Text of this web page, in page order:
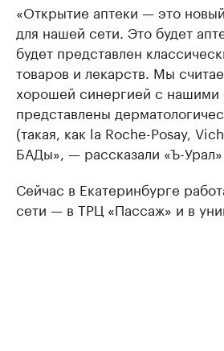
«Открытие аптеки — это
для нашей сети. Это будет
будет представлен
товаров и лекарств. Мы
хорошей синергией с нашими
представлены
(такая, как la Roche-Posay,
БАДы», — рассказали «Ъ-Урал»
Сейчас в Екатеринбурге
сети — в ТРЦ «Пассаж» и в